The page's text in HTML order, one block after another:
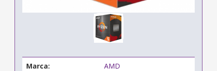
Marca:
AMD